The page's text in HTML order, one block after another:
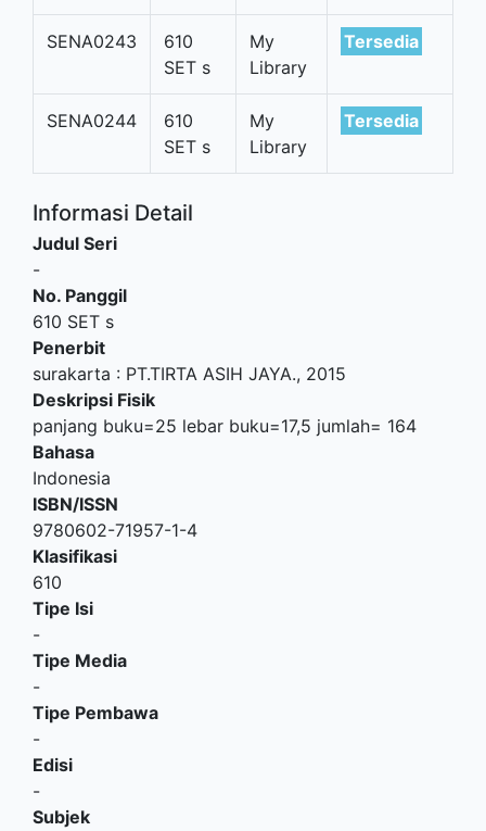
SENA0243
610
SET s
My
Library
Tersedia
SENA0244
610
SET s
My
Library
Tersedia
Informasi Detail
Judul Seri
-
No. Panggil
610 SET s
Penerbit
surakarta : PT.TIRTA ASIH JAYA., 2015
Deskripsi Fisik
panjang buku=25 lebar buku=17,5 jumlah= 164
Bahasa
Indonesia
ISBN/ISSN
9780602-71957-1-4
Klasifikasi
610
Tipe Isi
-
Tipe Media
-
Tipe Pembawa
-
Edisi
-
Subjek